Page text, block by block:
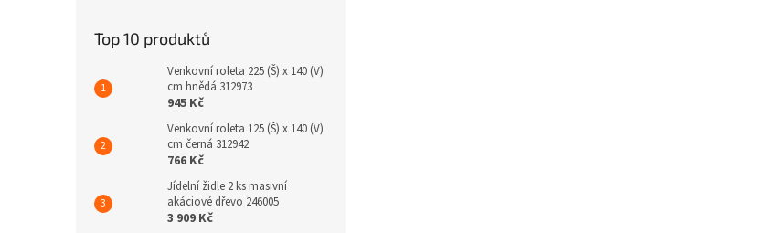
Top 10 produktů
Venkovní roleta 225 (Š) x 140 (V)
cm hnědá 312973
945 Kč
Venkovní roleta 125 (Š) x 140 (V)
cm černá 312942
766 Kč
Jídelní židle 2 ks masivní
akáciové dřevo 246005
3 909 Kč